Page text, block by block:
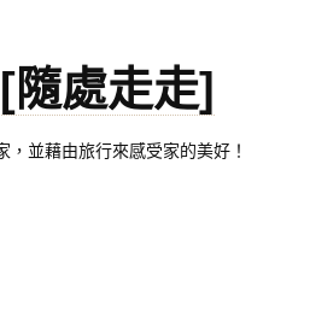
處走走]
並藉由旅行來感受家的美好！